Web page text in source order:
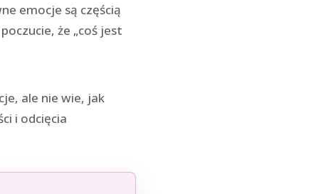
emocje są częścią
że „coś jest
ale nie wie, jak
i odcięcia